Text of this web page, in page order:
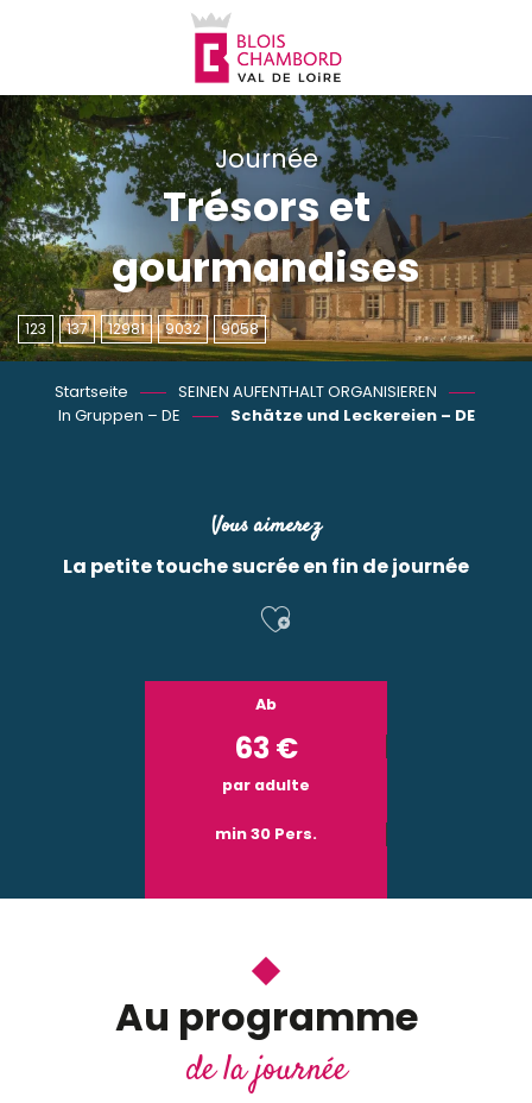
principal
Journée
Trésors et
gourmandises
123 137 12981 9032 9058
Startseite
SEINEN AUFENTHALT ORGANISIEREN
In Gruppen – DE
Schätze und Leckereien – DE
Vous aimerez
La petite touche sucrée en fin de journée
Ajouter aux
Ab
63€
par adulte
min 30 Pers.
Au programme
de la journée